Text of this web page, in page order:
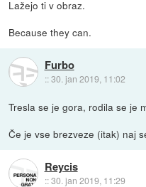
Lažejo ti v obraz.
Because they can.
Furbo
::30. jan 2019, 11:02
Tresla se je gora, rodila se je
Če je vse brezveze (itak) naj
Reycis
::30. jan 2019, 11:29